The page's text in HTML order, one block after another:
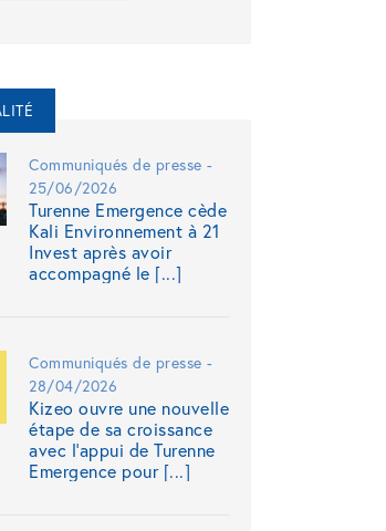
Communiqués de presse -
25/06/2026
Turenne Emergence cède
Kali Environnement à 21
Invest après avoir
accompagné le [...]
Communiqués de presse -
28/04/2026
Kizeo ouvre une nouvelle
étape de sa croissance
avec l’appui de Turenne
Emergence pour [...]